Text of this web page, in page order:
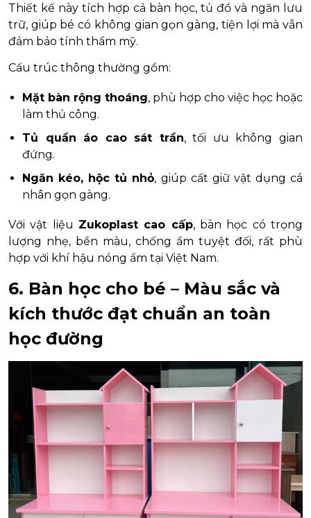
Thiết kế này tích hợp cả bàn học, tủ đồ và ngăn lưu
trữ, giúp bé có không gian gọn gàng, tiện lợi mà vẫn
đảm bảo tính thẩm mỹ.
Cấu trúc thông thường gồm:
Mặt bàn rộng thoáng, phù hợp cho việc học hoặc
làm thủ công.
Tủ quần áo cao sát trần, tối ưu không gian
đứng.
Ngăn kéo, hộc tủ nhỏ, giúp cất giữ vật dụng cá
nhân gọn gàng.
Với vật liệu Zukoplast cao cấp, bàn học có trọng
lượng nhẹ, bền màu, chống ẩm tuyệt đối, rất phù
hợp với khí hậu nóng ẩm tại Việt Nam.
6. Bàn học cho bé – Màu sắc và
kích thước đạt chuẩn an toàn
học đường